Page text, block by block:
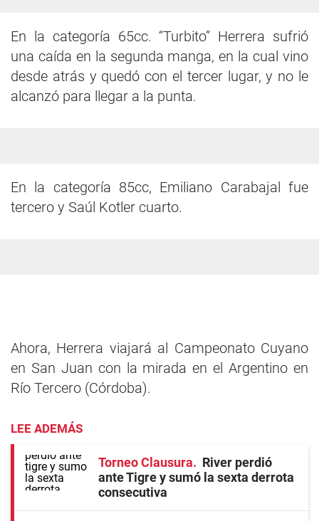
En la categoría 65cc. “Turbito” Herrera sufrió
una caída en la segunda manga, en la cual vino
desde atrás y quedó con el tercer lugar, y no le
alcanzó para llegar a la punta.
En la categoría 85cc, Emiliano Carabajal fue
tercero y Saúl Kotler cuarto.
Ahora, Herrera viajará al Campeonato Cuyano
en San Juan con la mirada en el Argentino en
Río Tercero (Córdoba).
LEE ADEMÁS
Torneo Clausura
River perdió
ante Tigre y sumó la sexta derrota
consecutiva